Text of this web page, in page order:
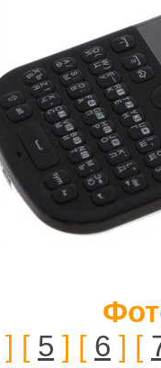
] [ 5 ] [ 6 ] [